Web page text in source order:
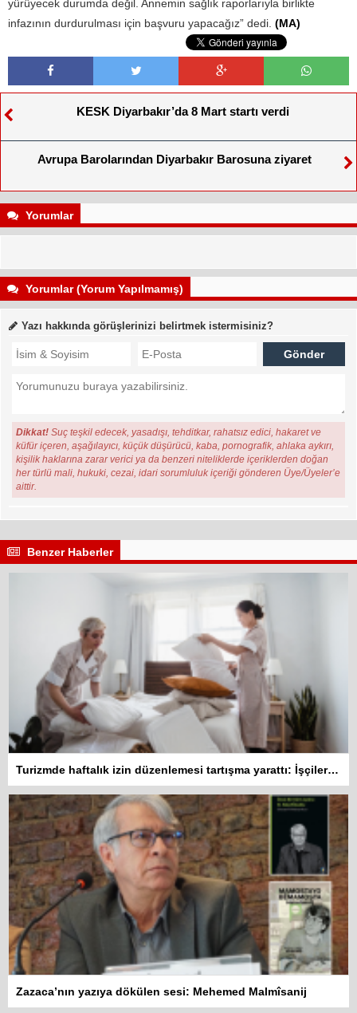
yürüyecek durumda değil. Annemin sağlık raporlarıyla birlikte
infazının durdurulması için başvuru yapacağız” dedi. (MA)
KESK Diyarbakır’da 8 Mart startı verdi
Avrupa Barolarından Diyarbakır Barosuna ziyaret
Yorumlar
Yorumlar (Yorum Yapılmamış)
Yazı hakkında görüşlerinizi belirtmek istermisiniz?
Dikkat! Suç teşkil edecek, yasadışı, tehditkar, rahatsız edici, hakaret ve
küfür içeren, aşağılayıcı, küçük düşürücü, kaba, pornografik, ahlaka aykırı,
kişilik haklarına zarar verici ya da benzeri niteliklerde içeriklerden doğan
her türlü mali, hukuki, cezai, idari sorumluluk içeriği gönderen Üye/Üyeler’e
aittir.
Benzer Haberler
Turizmde haftalık izin düzenlemesi tartışma yarattı: İşçiler 10 gün çalışmadan izin kullanamayacak
Zazaca’nın yazıya dökülen sesi: Mehemed Malmîsanij